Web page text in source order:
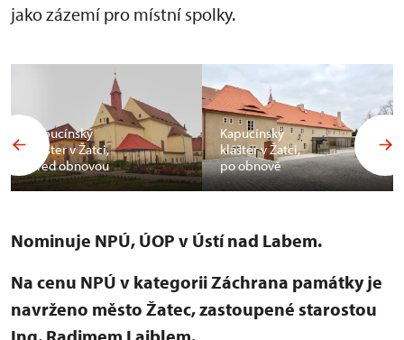
jako zázemí pro místní spolky.
Kapucínský
klášter v Žatci,
před obnovou
Kapucínský
klášter v Žatci,
po obnově
Nominuje NPÚ, ÚOP v Ústí nad Labem.
Na cenu NPÚ v kategorii Záchrana památky je
navrženo město Žatec, zastoupené starostou